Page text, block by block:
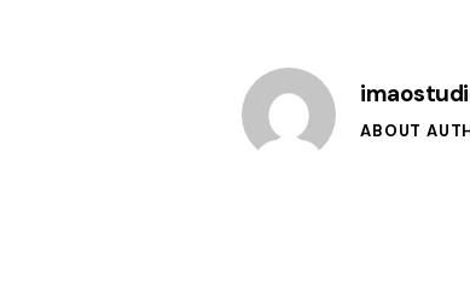
ABOUT